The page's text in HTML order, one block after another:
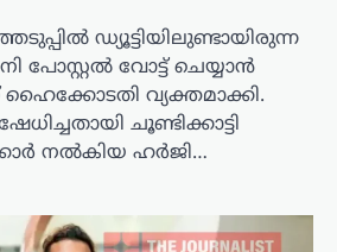
ഡ്യൂട്ടിയിലുണ്ടായിരുന്ന
പോസ്റ്റല്‍ വോട്ട് ചെയ്യാന്‍
വ്യക്തമാക്കി.
ചൂണ്ടിക്കാട്ടി
നല്‍കിയ ഹര്‍ജി…